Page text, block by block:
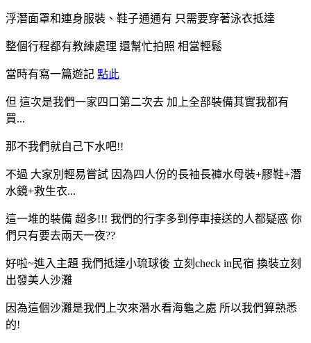
浮潛面罩和連身服裝、鞋子通通有 只需要穿著泳衣抵達
整個行程都有教練處理 還幫忙拍照 相當輕鬆
當時有寫一篇遊記 點此
但 這次是我們一家四口第二次去 加上全部裝備其實我都有
買...
那不我們就自己下水吧!!
不過 大家別輕易嘗試 因為四人份的長袖長褲水母裝+膠鞋+潛
水鏡+救生衣...
這一堆的裝備 超多!!! 我們的行李多到停車接送的人都疑惑 你
們只有要去兩天一夜??
好啦~進入主題 我們抵達小琉球後 立刻check in民宿 換裝立刻
出發美人沙灘
因為這個沙灘是我們上次來潛水看海龜之處 所以我們算熟悉
的!